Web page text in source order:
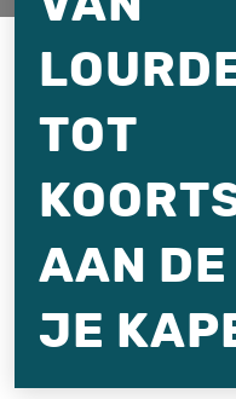
TOT
AAN
JE